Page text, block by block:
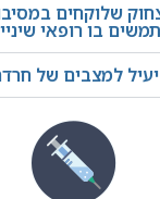
שלוקחים
בו רופאי
למצבים של